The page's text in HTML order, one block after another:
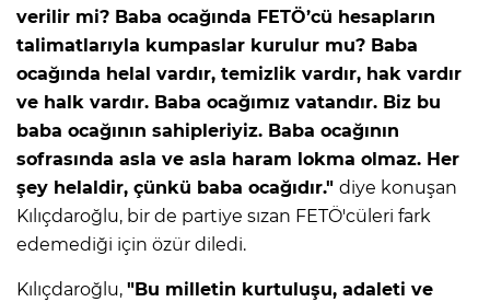
verilir mi? Baba ocağında FETÖ’cü hesapların
talimatlarıyla kumpaslar kurulur mu? Baba
ocağında helal vardır, temizlik vardır, hak vardır
ve halk vardır. Baba ocağımız vatandır. Biz bu
baba ocağının sahipleriyiz. Baba ocağının
sofrasında asla ve asla haram lokma olmaz. Her
şey helaldir, çünkü baba ocağıdır." diye konuşan
Kılıçdaroğlu, bir de partiye sızan FETÖ'cüleri fark
edemediği için özür diledi.
Kılıçdaroğlu, "Bu milletin kurtuluşu, adaleti ve